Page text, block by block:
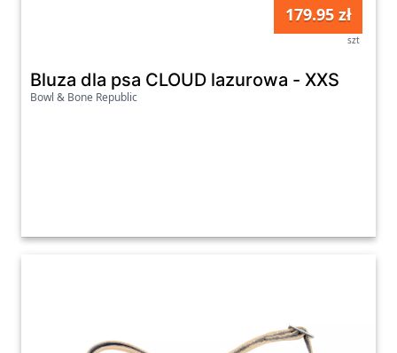
179.95 zł
szt
Bluza dla psa CLOUD lazurowa - XXS
Bowl & Bone Republic